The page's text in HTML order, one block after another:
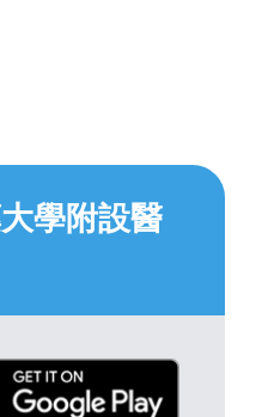
學附設醫